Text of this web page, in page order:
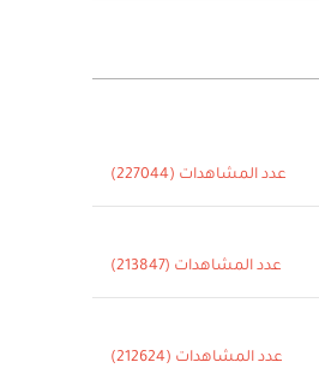
عدد المشاهدات (227044)
عدد المشاهدات (213847)
عدد المشاهدات (212624)